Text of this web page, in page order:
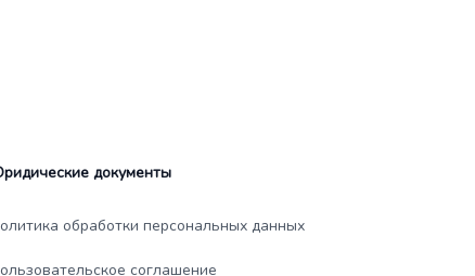
документы
обработки персональных данных
соглашение